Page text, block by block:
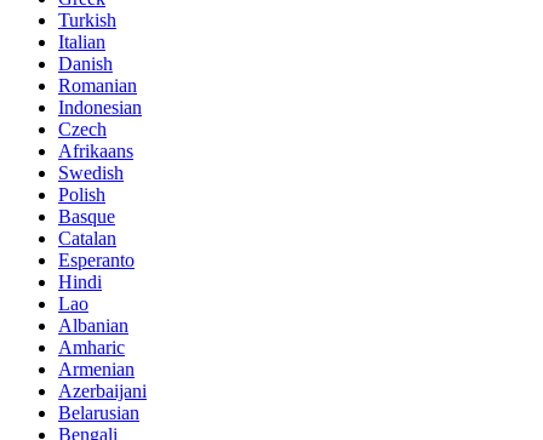
Turkish
Italian
Danish
Romanian
Indonesian
Czech
Afrikaans
Swedish
Polish
Basque
Catalan
Esperanto
Hindi
Lao
Albanian
Amharic
Armenian
Azerbaijani
Belarusian
Bengali